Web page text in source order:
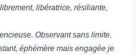
libératrice, résiliante,
Observant sans limite.
éphémère mais engagée je